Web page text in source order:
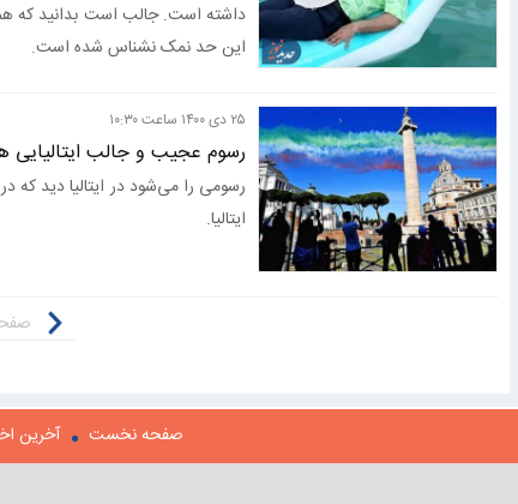
داشته است. جالب است بدانید که
این حد نمک نشناس شده است.
۲۵ دی ۱۴۰۰ ساعت ۱۰:۳۰
رسوم عجیب و جالب ایتالیایی
ایتالیا.
صفحه نخست آخرین